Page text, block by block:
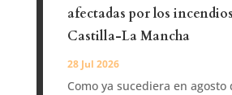
afectadas por los
Castilla-La Mancha
28 Jul 2026
Como ya sucediera en agosto